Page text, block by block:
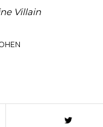
Villain